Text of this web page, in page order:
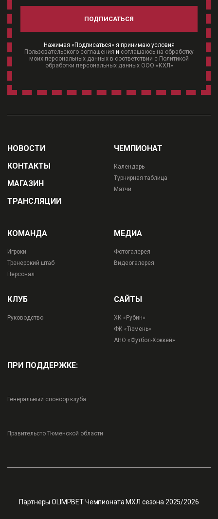
ПОДПИСАТЬСЯ
Нажимая «Подписаться» я принимаю условия
Пользовательского соглашения и соглашаюсь на обработку
моих персональных данных в соответствии с Политикой
обработки персональных данных ООО «КХЛ»
НОВОСТИ
КОНТАКТЫ
МАГАЗИН
ТРАНСЛЯЦИИ
ЧЕМПИОНАТ
Календарь
Турнирная таблица
Матчи
КОМАНДА
Игроки
Тренерский штаб
Персонал
МЕДИА
Фотогалерея
Видеогалерея
КЛУБ
Руководство
САЙТЫ
ХК «Рубин»
ФК «Тюмень»
АНО «Футбол-Хоккей»
ПРИ ПОДДЕРЖКЕ:
Генеральный спонсор клуба
Правительсто Тюменской области
Партнеры OLIMPBET Чемпионата МХЛ сезона 2025/2026